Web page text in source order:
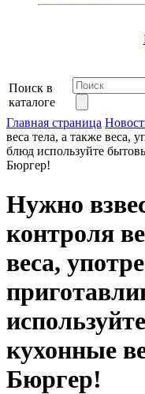
Поиск в
каталоге
Главная страница
веса тела, а также веса,
блюд используйте
Бюргер!
Нужно
контроля
веса,
кухонные
Бюргер!